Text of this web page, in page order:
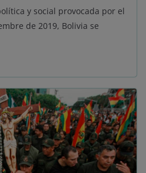
y social provocada por el
de 2019, Bolivia se